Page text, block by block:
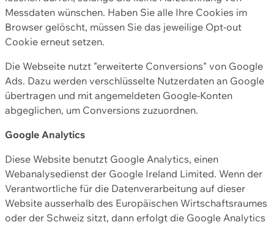
Messdaten wünschen. Haben Sie alle Ihre Cookies im
Browser gelöscht, müssen Sie das jeweilige Opt-out
Cookie erneut setzen.
Die Webseite nutzt "erweiterte Conversions" von Google
Ads. Dazu werden verschlüsselte Nutzerdaten an Google
übertragen und mit angemeldeten Google-Konten
abgeglichen, um Conversions zuzuordnen.
Google Analytics
Diese Website benutzt Google Analytics, einen
Webanalysedienst der Google Ireland Limited. Wenn der
Verantwortliche für die Datenverarbeitung auf dieser
Website ausserhalb des Europäischen Wirtschaftsraumes
oder der Schweiz sitzt, dann erfolgt die Google Analytics